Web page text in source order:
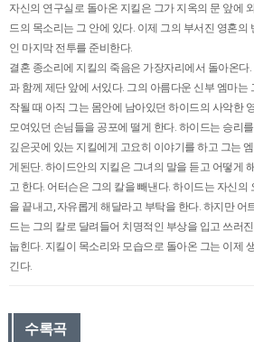
자신의 연구실로 돌아온 지킬은 그가 지옥의 문 앞에
드의 목소리는 그 안에 있다. 이제 그의 부서진 영혼의
인 마지막 전투를 준비한다.
결혼 종소리에 지킬의 죽음은 가장자리에서 돌아온다
과 함께 제단 앞에 서있다. 그의 아름다운 신부 엠마는
작될 때 아직 그는 몸안에 남아있던 하이드의 사악한
모여있던 손님들을 공포에 떨게 한다. 하이드는 승리
깊은곳에 있는 지킬에게 고요히 이야기를 하고 그는
게된단. 하이드안의 지킬은 그녀의 말을 듣고 어떻게
고 한다. 어터슨은 그의 칼을 빼낸다. 하이드는 자신의
을 끝내고, 자유롭게 해달라고 부탁을 한다. 하지만 어
드는 그의 칼로 달려들어 치명적인 부상을 입고 쓰러
눕힌다. 지킬이 목소리와 모습으로 돌아온 그는 이제
긴다.
수록곡